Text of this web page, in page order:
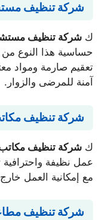
شركة تنظيف
ك شركة تنظيف
حساسية هذا النوع
تعقيم صارمة ومواد
آمنة للمرضى والزوار.
شركة تنظيف
ك شركة تنظيف مكاتب
عمل نظيفة
مع إمكانية العمل
شركة تنظيف